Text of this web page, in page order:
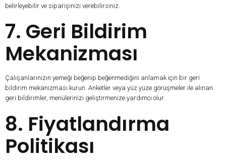
belirleyebilir ve siparişinizi verebilirsiniz.
7. Geri Bildirim
Mekanizması
Çalışanlarınızın yemeği beğenip beğenmediğini anlamak için bir geri
bildirim mekanizması kurun. Anketler veya yüz yüze görüşmeler ile alınan
geri bildirimler, menülerinizi geliştirmenize yardımcı olur.
8. Fiyatlandırma
Politikası